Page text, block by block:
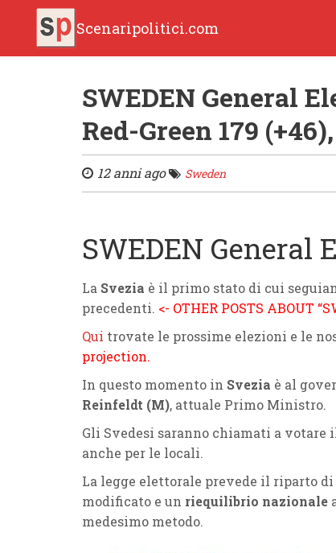
Scenaripolitici.com
SWEDEN General
Red-Green 179
12 anni ago Sweden
SWEDEN General
La Svezia è il primo stato di cui
precedenti. <- OTHER POSTS ABOUT
Qui trovate le prossime elezioni e le
projection.
In questo momento in Svezia è al
Reinfeldt (M), attuale Primo Ministro.
Gli Svedesi saranno chiamati a votare
anche per le locali.
La legge elettorale prevede il riparto di
modificato e un riequilibrio nazionale
medesimo metodo.